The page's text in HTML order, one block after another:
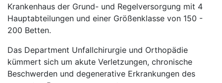
Krankenhaus der Grund- und Regelversorgung mit 4
Hauptabteilungen und einer Größenklasse von 150 -
200 Betten.
Das Department Unfallchirurgie und Orthopädie
kümmert sich um akute Verletzungen, chronische
Beschwerden und degenerative Erkrankungen des